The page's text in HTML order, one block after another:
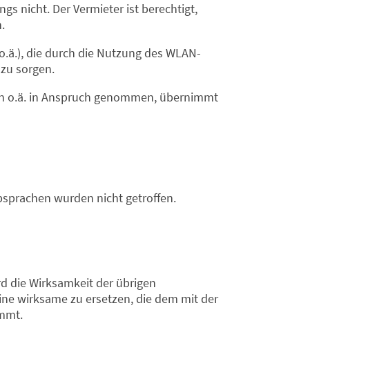
nicht. Der Vermieter ist berechtigt,
die durch die Nutzung des WLAN-
sorgen.
o.ä. in Anspruch genommen, übernimmt
wurden nicht getroffen.
die Wirksamkeit der übrigen
wirksame zu ersetzen, die dem mit der